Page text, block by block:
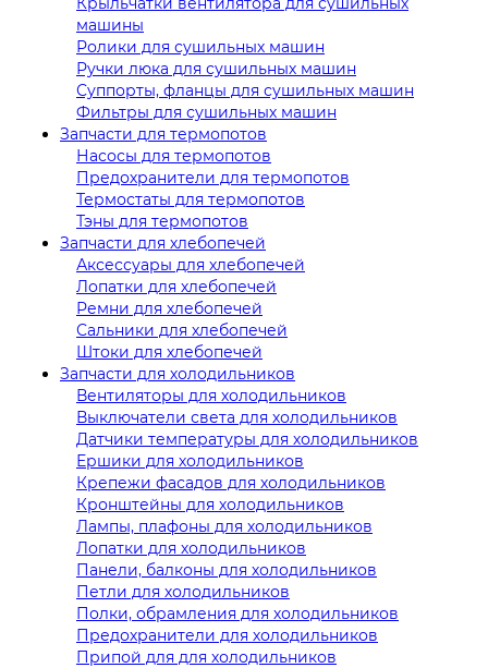
машины
Ролики для сушильных машин
Ручки люка для сушильных машин
Суппорты, фланцы для сушильных машин
Фильтры для сушильных машин
Запчасти для термопотов
Насосы для термопотов
Предохранители для термопотов
Термостаты для термопотов
Тэны для термопотов
Запчасти для хлебопечей
Аксессуары для хлебопечей
Лопатки для хлебопечей
Ремни для хлебопечей
Сальники для хлебопечей
Штоки для хлебопечей
Запчасти для холодильников
Вентиляторы для холодильников
Выключатели света для холодильников
Датчики температуры для холодильников
Ершики для холодильников
Крепежи фасадов для холодильников
Кронштейны для холодильников
Лампы, плафоны для холодильников
Лопатки для холодильников
Панели, балконы для холодильников
Петли для холодильников
Полки, обрамления для холодильников
Предохранители для холодильников
Припой для для холодильников